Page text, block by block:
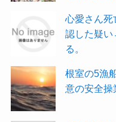
心愛さん
認した疑い
る。
根室の5漁
意の安全操